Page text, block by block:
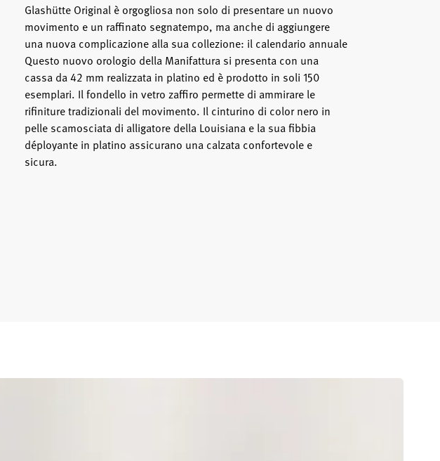
Glashütte Original è orgogliosa non solo di presentare un nuovo
movimento e un raffinato segnatempo, ma anche di aggiungere
una nuova complicazione alla sua collezione: il calendario annuale
Questo nuovo orologio della Manifattura si presenta con una
cassa da 42 mm realizzata in platino ed è prodotto in soli 150
esemplari. Il fondello in vetro zaffiro permette di ammirare le
rifiniture tradizionali del movimento. Il cinturino di color nero in
pelle scamosciata di alligatore della Louisiana e la sua fibbia
déployante in platino assicurano una calzata confortevole e
sicura.